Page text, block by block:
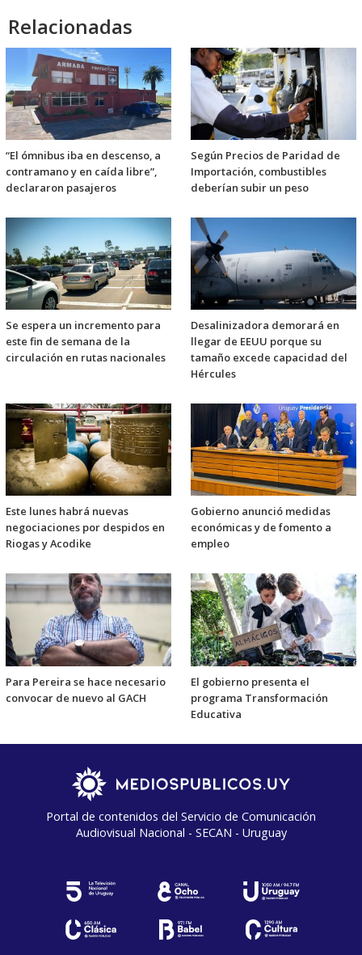
Relacionadas
“El ómnibus iba en descenso, a
contramano y en caída libre”,
declararon pasajeros
Según Precios de Paridad de
Importación, combustibles
deberían subir un peso
Se espera un incremento para
este fin de semana de la
circulación en rutas nacionales
Desalinizadora demorará en
llegar de EEUU porque su
tamaño excede capacidad del
Hércules
Este lunes habrá nuevas
negociaciones por despidos en
Riogas y Acodike
Gobierno anunció medidas
económicas y de fomento a
empleo
Para Pereira se hace necesario
convocar de nuevo al GACH
El gobierno presenta el
programa Transformación
Educativa
Portal de contenidos del Servicio de Comunicación
Audiovisual Nacional - SECAN - Uruguay